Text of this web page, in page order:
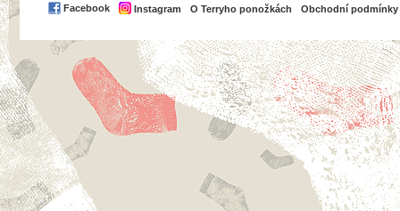
Facebook Instagram O Terryho ponožkách Obchodní podmínky
PayPal